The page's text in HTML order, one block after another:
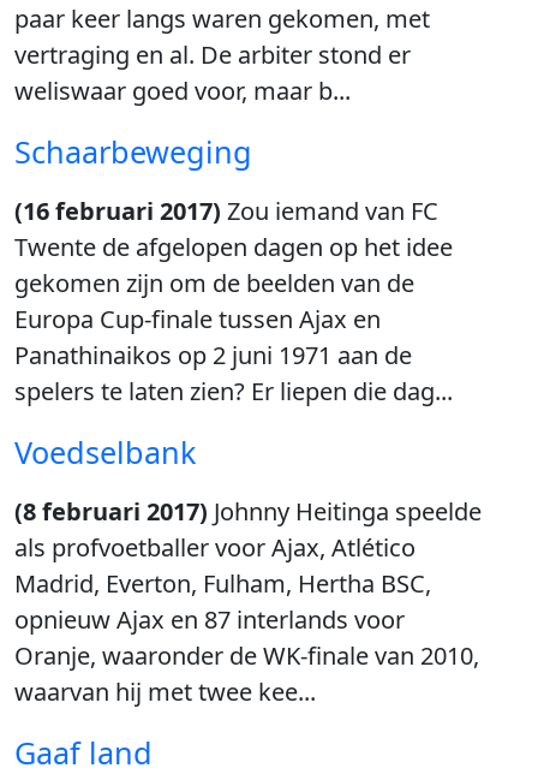
paar keer langs waren gekomen, met
vertraging en al. De arbiter stond er
weliswaar goed voor, maar b...
Schaarbeweging
(16 februari 2017) Zou iemand van FC
Twente de afgelopen dagen op het idee
gekomen zijn om de beelden van de
Europa Cup-finale tussen Ajax en
Panathinaikos op 2 juni 1971 aan de
spelers te laten zien? Er liepen die dag...
Voedselbank
(8 februari 2017) Johnny Heitinga speelde
als profvoetballer voor Ajax, Atlético
Madrid, Everton, Fulham, Hertha BSC,
opnieuw Ajax en 87 interlands voor
Oranje, waaronder de WK-finale van 2010,
waarvan hij met twee kee...
Gaaf land